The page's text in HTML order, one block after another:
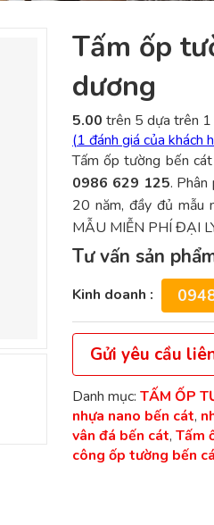
Tấm ốp
dương
5.00 trên 5 dựa trên 1
(1 đánh giá của khách
Tấm ốp tường bến
0986 629 125.
20 năm, đầy đủ mẫu
MẪU MIỄN PHÍ ĐẠI
Tư vấn sản
Kinh doanh :
Gửi yêu cầu
Danh mục: TẤM ỐP
nhựa nano bến cát,
vân đá bến cát, Tấm
công ốp tường bến